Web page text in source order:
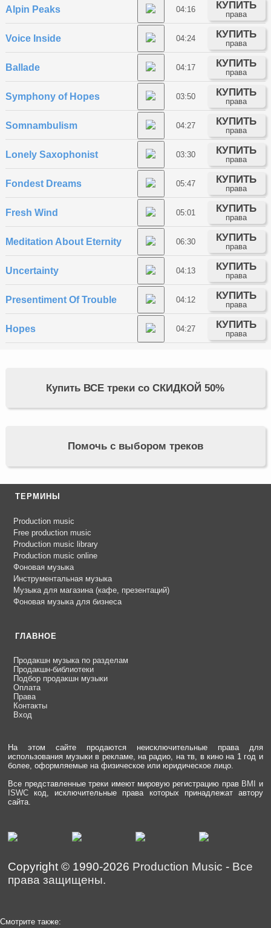
Alpin Peaks 04:16 КУПИТЬ
права
Voice Inside 04:24 КУПИТЬ
права
Ballade 04:17 КУПИТЬ
права
Symphony of Hopes 03:50 КУПИТЬ
права
Somnambulism 04:27 КУПИТЬ
права
Lonely Saxophonist 03:30 КУПИТЬ
права
Fondest Dreams 05:47 КУПИТЬ
права
Fresh Wind 05:01 КУПИТЬ
права
Meditation About Eternity 06:30 КУПИТЬ
права
Uncertainty 04:13 КУПИТЬ
права
Presentiment Of Trouble 04:12 КУПИТЬ
права
Hopes 04:27 КУПИТЬ
права
Купить ВСЕ треки со СКИДКОЙ 50%
Помочь с выбором треков
ТЕРМИНЫ
Production music
Free production music
Production music library
Production music online
Фоновая музыка
Инструментальная музыка
Музыка для магазина (кафе, презентаций)
Фоновая музыка для бизнеса
ГЛАВНОЕ
Продакшн музыка по разделам
Продакшн-библиотеки
Подбор продакшн музыки
Оплата
Права
Контакты
Вход
На этом сайте продаются неисключительные права для
использования музыки в рекламе, на радио, на тв, в кино на 1 год и
более, оформляемые на физическое или юридическое лицо.
Все представленные треки имеют мировую регистрацию прав BMI
и
ISWC код, исключительные права которых принадлежат автору
сайта.
Copyright © 1990-2026 Production Music - Все
права защищены.
Смотрите также: